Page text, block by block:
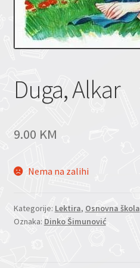
Duga, Alkar
9.00 KM
Nema na zalihi
Kategorije: Lektira, Osnovna škola
Oznaka: Dinko Šimunović